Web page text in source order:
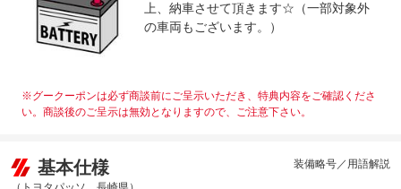
上、納車させて頂きます☆（一部対象外
の車両もございます。）
※グークーポンは必ず商談前にご呈示いただき、特典内容をご確認くださ
い。商談後のご呈示は無効となりますので、ご注意下さい。
基本仕様 装備略号／用語解説